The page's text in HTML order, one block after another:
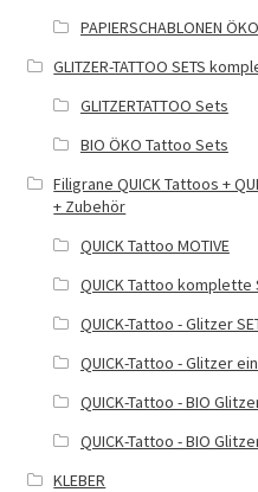
PAPIERSCHABLONEN ÖKO
GLITZER-TATTOO SETS
GLITZERTATTOO Sets
BIO ÖKO Tattoo Sets
Filigrane QUICK Tattoos +
+ Zubehör
QUICK Tattoo MOTIVE
QUICK Tattoo komplette
QUICK-Tattoo - Glitzer
QUICK-Tattoo - Glitzer
QUICK-Tattoo - BIO
QUICK-Tattoo - BIO
KLEBER